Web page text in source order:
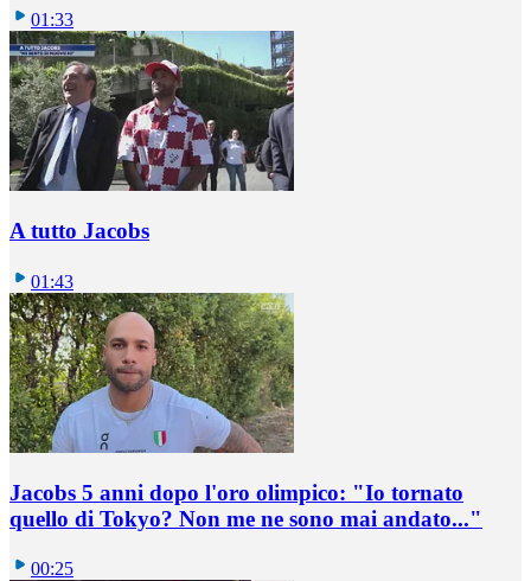
01:33
A tutto Jacobs
01:43
Jacobs 5 anni dopo l'oro olimpico: "Io tornato
quello di Tokyo? Non me ne sono mai andato..."
00:25